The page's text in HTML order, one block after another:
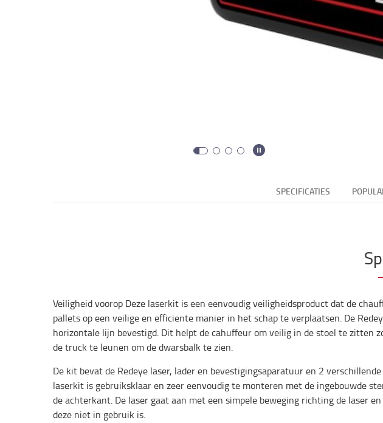
SPECIFICATIES
Veiligheid voorop Deze laserkit is een eenvoudig veiligheidsproduct dat de
pallets op een veilige en efficiente manier in het schap te verplaatsen. De
horizontale lijn bevestigd. Dit helpt de cahuffeur om veilig in de stoel te zitten
de truck te leunen om de dwarsbalk te zien.
De kit bevat de Redeye laser, lader en bevestigingsaparatuur en 2 verschillende
laserkit is gebruiksklaar en zeer eenvoudig te monteren met de ingebouwde
de achterkant. De laser gaat aan met een simpele beweging richting de laser
deze niet in gebruik is.